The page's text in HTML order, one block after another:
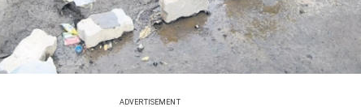
ADVERTISEMENT